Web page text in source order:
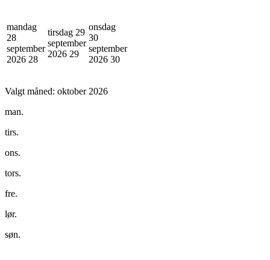
mandag
28
september
2026 28
tirsdag 29
september
2026 29
onsdag
30
september
2026 30
Valgt måned: oktober 2026
man.
tirs.
ons.
tors.
fre.
lør.
søn.